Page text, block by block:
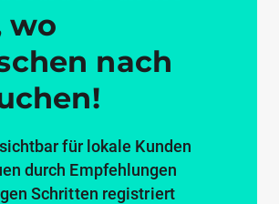
wo
nach
für lokale Kunden
durch Empfehlungen
Schritten registriert